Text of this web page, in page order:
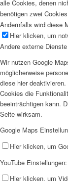
alle Cookies, denen
benötigen zwei
Andernfalls wird diese
Hier klicken, um
Andere externe Dienste
Wir nutzen Google
möglicherweise
diese hier
Cookies die
beeinträchtigen kann.
Seite wirksam.
Google Maps
Hier klicken, um
YouTube Einstellungen:
Hier klicken, um